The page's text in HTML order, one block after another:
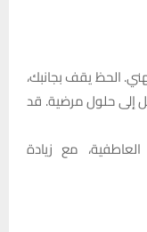
الحظ يقف بجانبك،
إلى حلول مرضية. قد
مع زيادة